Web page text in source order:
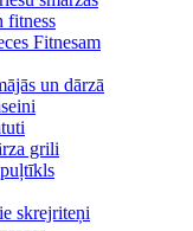
fitness
Fitnesam
un dārzā
grili
skrejriteņi